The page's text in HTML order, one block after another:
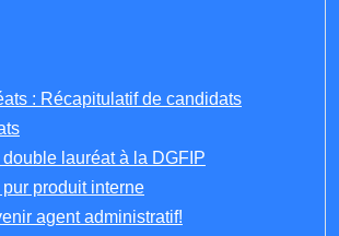
: Récapitulatif de candidats
lauréat à la DGFIP
produit interne
agent administratif!